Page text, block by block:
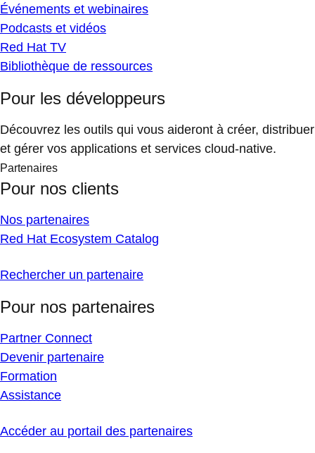
Événements et webinaires
Podcasts et vidéos
Red Hat TV
Bibliothèque de ressources
Pour les développeurs
Découvrez les outils qui vous aideront à créer, distribuer
et gérer vos applications et services cloud-native.
Partenaires
Pour nos clients
Nos partenaires
Red Hat Ecosystem Catalog
Rechercher un partenaire
Pour nos partenaires
Partner Connect
Devenir partenaire
Formation
Assistance
Accéder au portail des partenaires